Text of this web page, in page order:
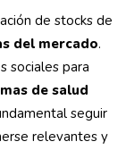
de stocks de
del mercado.
sociales para
de salud
seguir
relevantes y